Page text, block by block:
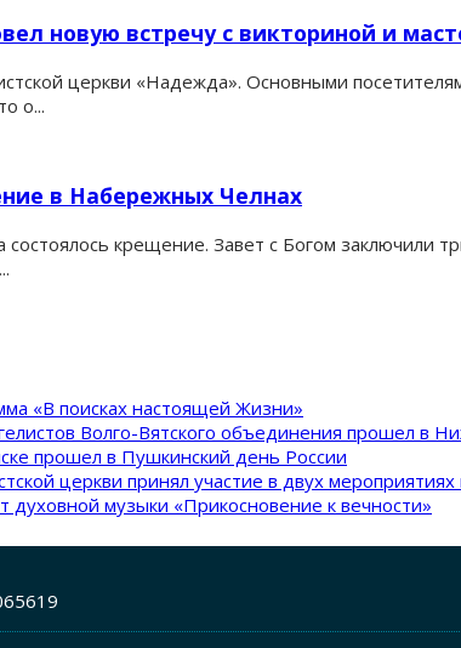
новую встречу с викториной и
церкви «Надежда». Основными
о...
в Набережных Челнах
крещение. Завет с Богом
«В поисках настоящей Жизни»
Волго-Вятского объединения прошел в
прошел в Пушкинский день России
церкви принял участие в двух
духовной музыки «Прикосновение к вечности»